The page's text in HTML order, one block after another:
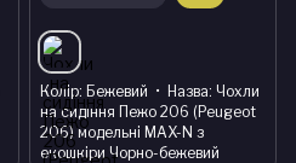
Колір Бежевий Назва Чохли
на сидіння Пежо 206 (Peugeot
206) модельні MAX-N з
екошкіри Чорно-бежевий